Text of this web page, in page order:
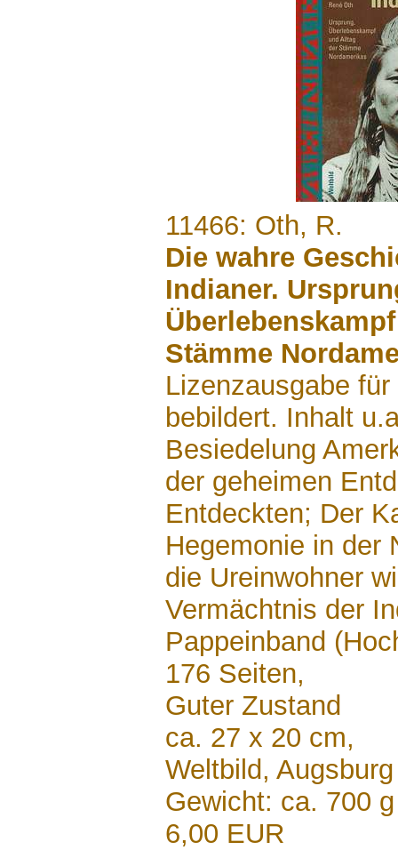
11466: Oth, R.
Die wahre
Indianer.
Stämme
Lizenzausgabe
bebildert. Inhalt
Besiedelung
der geheimen
Entdeckten; Der
Hegemonie in der
die Ureinwohner
Vermächtnis der
Pappeinband
176 Seiten,
Guter Zustand
ca. 27 x 20 cm,
Weltbild,
Gewicht: ca. 700 g
6,00 EUR